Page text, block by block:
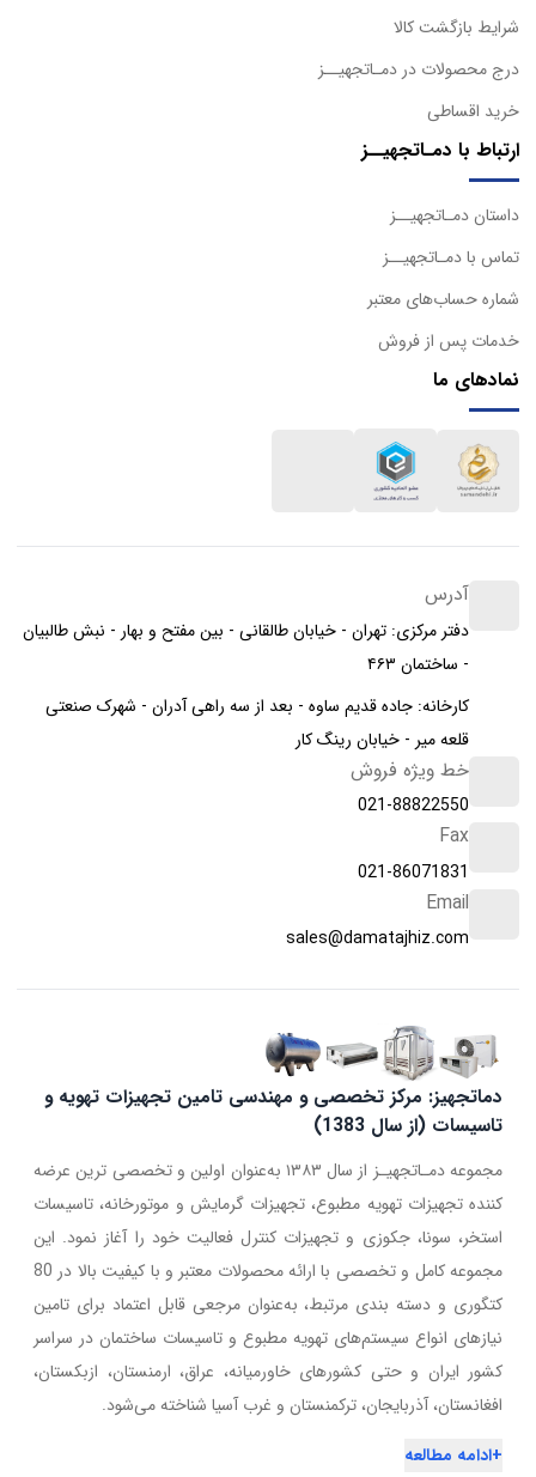
شرایط بازگشت کالا
درج محصولات در دمـاتجهیــز
خرید اقساطی
ارتباط با دمـاتجهیــز
داستان دمـاتجهیــز
تماس با دمـاتجهیــز
شماره حساب‌های معتبر
خدمات پس از فروش
نمادهای ما
آدرس
دفتر مرکزی: تهران - خیابان طالقانی - بین مفتح و بهار - نبش طالبیان
- ساختمان ۴۶۳
کارخانه: جاده قدیم ساوه - بعد از سه راهی آدران - شهرک صنعتی
قلعه میر - خیابان رینگ کار
خط ویژه فروش
021-88822550
Fax
021-86071831
Email
sales@damatajhiz.com
دماتجهیز: مرکز تخصصی و مهندسی تامین تجهیزات تهویه و
تاسیسات (از سال 1383)
مجموعه دمـاتجهیـز از سال ۱۳۸۳ به‌عنوان اولین و تخصصی ترین عرضه
کننده تجهیزات تهویه مطبوع، تجهیزات گرمایش و موتورخانه، تاسیسات
استخر، سونا، جکوزی و تجهیزات کنترل فعالیت خود را آغاز نمود. این
مجموعه کامل و تخصصی با ارائه محصولات معتبر و با کیفیت بالا در 80
کتگوری و دسته بندی مرتبط، به‌عنوان مرجعی قابل اعتماد برای تامین
نیازهای انواع سیستم‌های تهویه مطبوع و تاسیسات ساختمان در سراسر
کشور ایران و حتی کشورهای خاورمیانه، عراق، ارمنستان، ازبکستان،
افغانستان، آذربایجان، ترکمنستان و غرب آسیا شناخته می‌شود.
+ادامه مطالعه